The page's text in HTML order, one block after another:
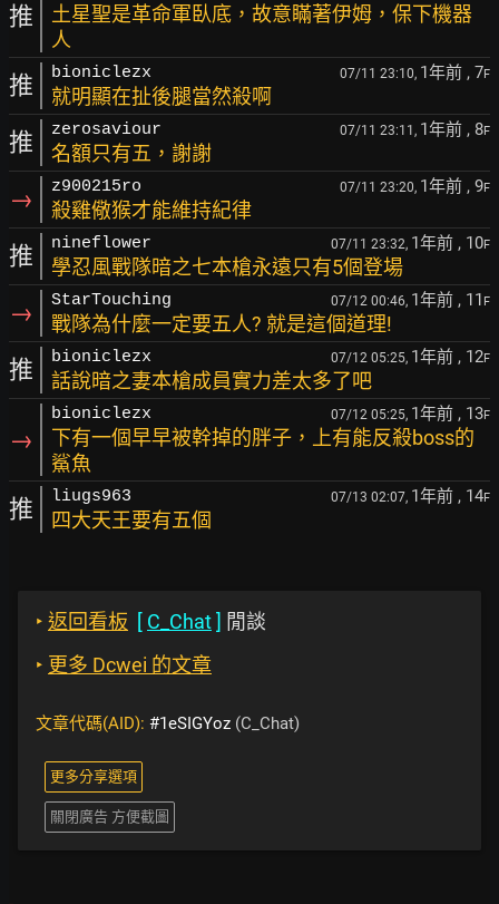
推
土星聖是革命軍臥底，故意瞞著伊姆，保下機器
人
推 bioniclezx 07/11 23:10, 1年前 , 7F
就明顯在扯後腿當然殺啊
推 zerosaviour 07/11 23:11, 1年前 , 8F
名額只有五，謝謝
→ z900215ro 07/11 23:20, 1年前 , 9F
殺雞儆猴才能維持紀律
推 nineflower 07/11 23:32, 1年前 , 10F
學忍風戰隊暗之七本槍永遠只有5個登場
→ StarTouching 07/12 00:46, 1年前 , 11 F
戰隊為什麼一定要五人? 就是這個道理!
推 bioniclezx 07/12 05:25, 1年前 , 12F
話說暗之妻本槍成員實力差太多了吧
→
bioniclezx 07/12 05:25, 1年前 , 13F
下有一個早早被幹掉的胖子，上有能反殺boss的
鯊魚
推 liugs963 07/13 02:07, 1年前 , 14F
四大天王要有五個
‣ 返回看板 [ C_Chat] 閒談
‣ 更多 Dcwei 的文章
文章代碼(AID): #1eSIGYoz (C_Chat)
更多分享選項
關閉廣告 方便截圖